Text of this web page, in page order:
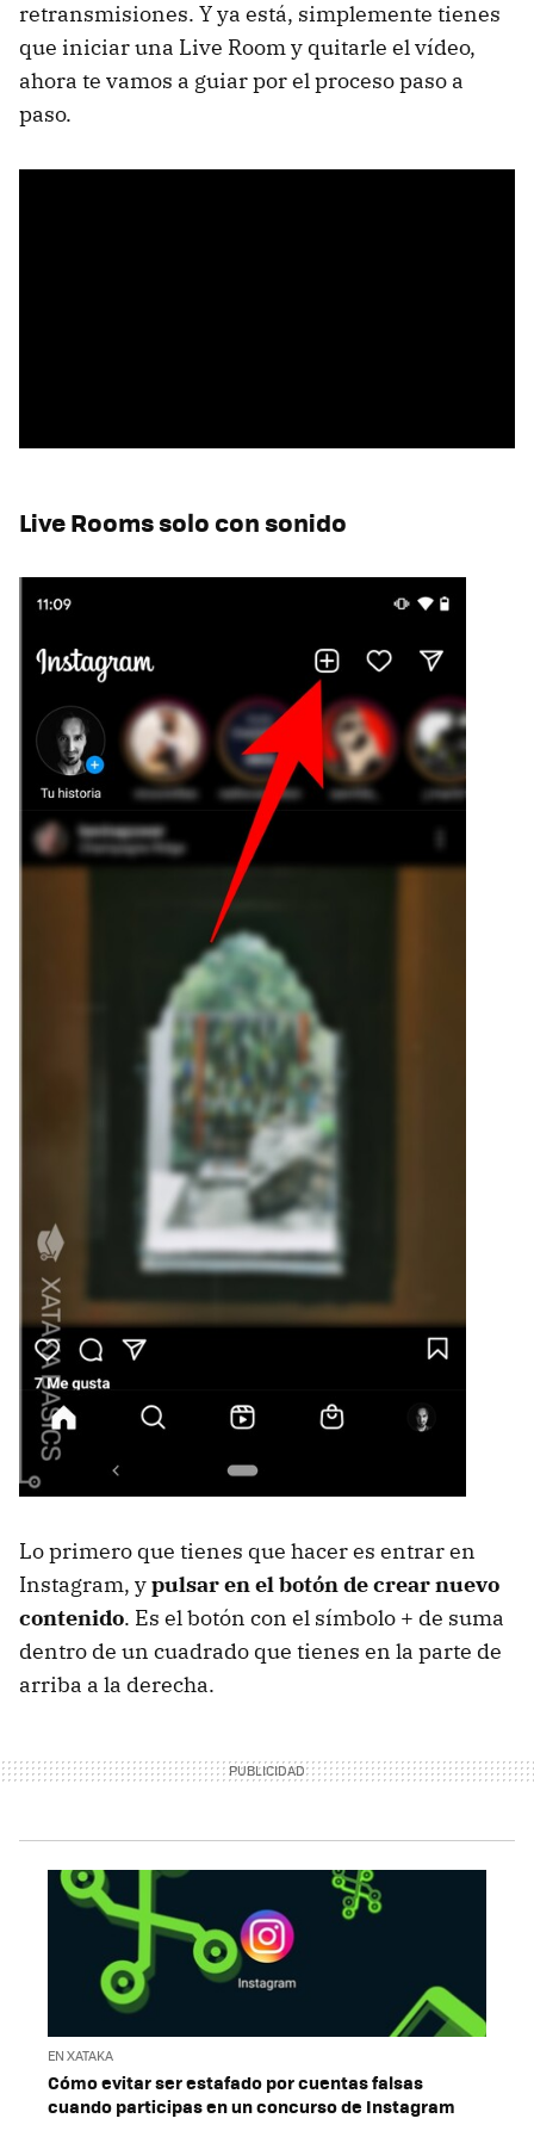
retransmisiones. Y ya está, simplemente tienes
que iniciar una Live Room y quitarle el vídeo,
ahora te vamos a guiar por el proceso paso a
paso.
Live Rooms solo con sonido
Lo primero que tienes que hacer es entrar en
Instagram, ypulsar en el botón de crear nuevo
contenido. Es el botón con el símbolo + de suma
dentro de un cuadrado que tienes en la parte de
arriba a la derecha.
EN XATAKA
Cómo evitar ser estafado por cuentas falsas
cuando participas en un concurso de Instagram